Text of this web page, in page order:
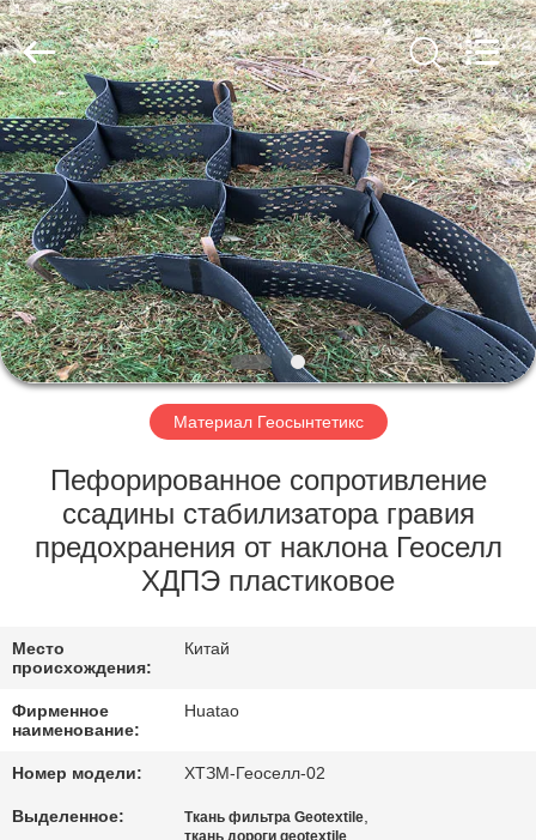
ДОМ
ПРОДУКТЫ
О
НАС
ПУТЕШЕСТВИЕ
ФАБРИКИ
ПРОВЕРКА
КАЧЕСТВА
МЫ
НОВОСТИ
СПРОСИТЕ
HUATAO
LOVER
LTD.
All
Rights
Reserved.
Материал Геосынтетикс
Пефорированное сопротивление
ссадины стабилизатора гравия
предохранения от наклона Геоселл
ХДПЭ пластиковое
Место
происхождения:
Китай
Фирменное
наименование:
Huatao
Номер модели: ХТЗМ-Геоселл-02
Выделенное: Ткань фильтра Geotextile,